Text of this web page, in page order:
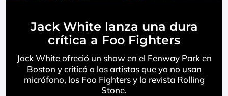
Jack White lanza una dura
crítica a Foo Fighters
Jack White ofreció un show en el Fenway Park en
Boston y criticó a los artistas que ya no usan
micrófono, los Foo Fighters y la revista Rolling
Stone.